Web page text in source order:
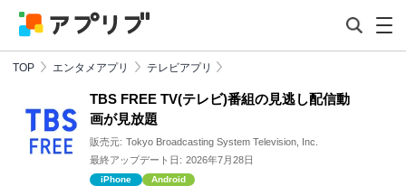
TOP エンタメアプリ テレビアプリ
TBS FREE TV(テレビ)番組の見逃し配信動
画が見放題
販売元: Tokyo Broadcasting System Television, Inc.
最終アップデート日: 2026年7月28日
iPhone Android